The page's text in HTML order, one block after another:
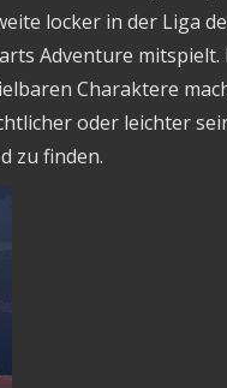
locker in der Liga
Adventure mitspielt.
Charaktere
oder leichter
zu finden.